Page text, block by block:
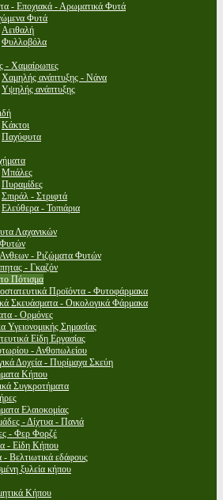
- Εποχιακά - Αρωματικά Φυτά
Φυτά
Αειθαλή
Φυλλοβόλα
- Χαμαίρωπες
Χαμηλής ανάπτυξης - Νάνα
Υψηλής ανάπτυξης
Κάκτοι
Παχύφυτα
Μπάλες
Πυραμίδες
Σπιράλ - Στριφτά
Ελεύθερα - Τοπιάρια
Λαχανικών
- Ριζώματα Φυτών
- Γκαζόν
Πότισμα
Προϊόντα - Φυτοφάρμακα
Σκευάσματα - Οικολογικά Φάρμακα
- Ορμόνες
Υγειονομικής Σημασίας
Είδη Εργασίας
- Ανθοπωλείου
Δοχεία - Πυρίμαχα Σκεύη
Κήπου
Συγκροτήματα
Ελαιοκομίας
- Δίχτυα - Πανιά
- Φερ Φορζέ
- Είδη Κήπου
Βελτιωτικά εδάφους
ξυλεία κήπου
Κήπου